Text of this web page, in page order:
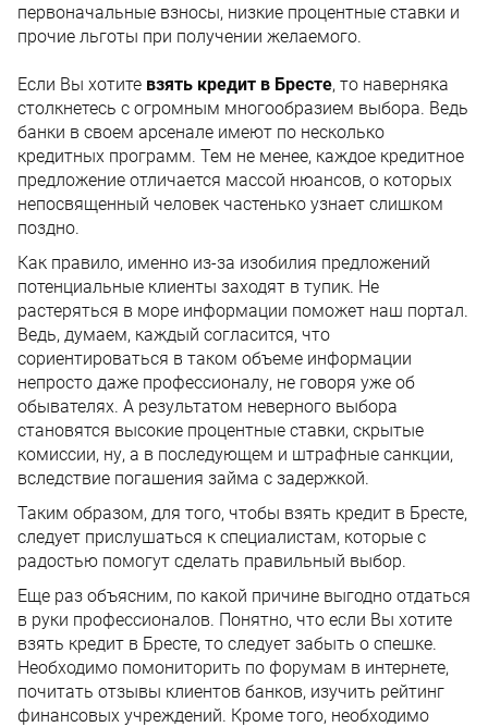
первоначальные взносы, низкие процентные ставки и
прочие льготы при получении желаемого.
Если Вы хотите взять кредит в Бресте, то наверняка
столкнетесь с огромным многообразием выбора. Ведь
банки в своем арсенале имеют по несколько
кредитных программ. Тем не менее, каждое кредитное
предложение отличается массой нюансов, о которых
непосвященный человек частенько узнает слишком
поздно.
Как правило, именно из-за изобилия предложений
потенциальные клиенты заходят в тупик. Не
растеряться в море информации поможет наш портал.
Ведь, думаем, каждый согласится, что
сориентироваться в таком объеме информации
непросто даже профессионалу, не говоря уже об
обывателях. А результатом неверного выбора
становятся высокие процентные ставки, скрытые
комиссии, ну, а в последующем и штрафные санкции,
вследствие погашения займа с задержкой.
Таким образом, для того, чтобы взять кредит в Бресте,
следует прислушаться к специалистам, которые с
радостью помогут сделать правильный выбор.
Еще раз объясним, по какой причине выгодно отдаться
в руки профессионалов. Понятно, что если Вы хотите
взять кредит в Бресте, то следует забыть о спешке.
Необходимо помониторить по форумам в интернете,
почитать отзывы клиентов банков, изучить рейтинг
финансовых учреждений. Кроме того, необходимо